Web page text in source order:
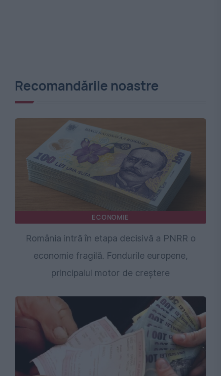
Recomandările noastre
ECONOMIE
România intră în etapa decisivă a PNRR o
economie fragilă. Fondurile europene,
principalul motor de creștere